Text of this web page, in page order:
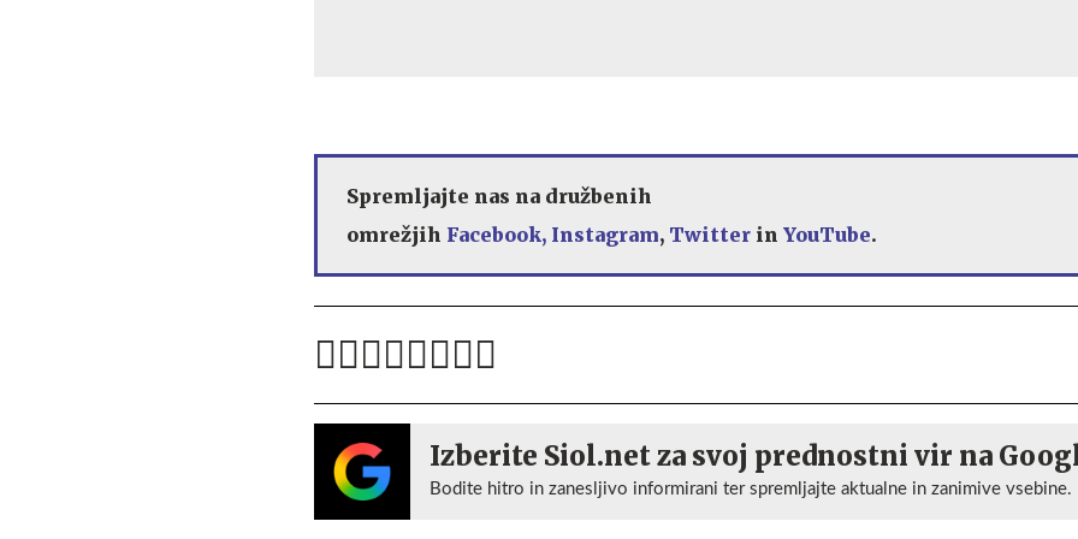
Spremljajte nas na družbenih
omrežjih Facebook, Instagram, Twitter in YouTube.
Izberite Siol.net za svoj prednostni vir na
Bodite hitro in zanesljivo informirani ter spremljajte aktualne in zanimive vsebine.